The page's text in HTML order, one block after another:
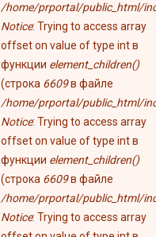
/home/prportal/public_html/
Notice: Trying to access array
offset on value of type int в
функции element_children()
(строка 6609в файле
/home/prportal/public_html/
Notice: Trying to access array
offset on value of type int в
функции element_children()
(строка 6609в файле
/home/prportal/public_html/
Notice: Trying to access array